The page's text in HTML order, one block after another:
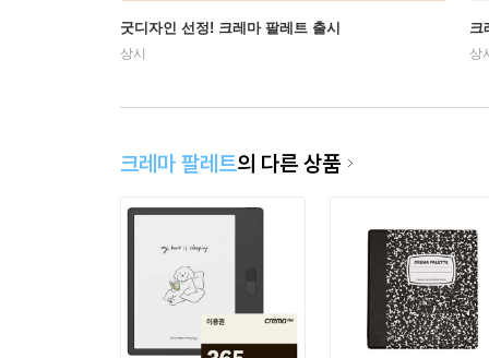
굿디자인 선정! 크레마 팔레트 출시
상시
크
상
크레마 팔레트의 다른 상품